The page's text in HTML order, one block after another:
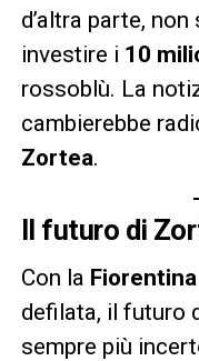
d’altra parte,
investire i 10
rossoblù. La
cambierebbe
Zortea.
Il futuro di
Con la Fiorentina
defilata, il futuro
sempre più